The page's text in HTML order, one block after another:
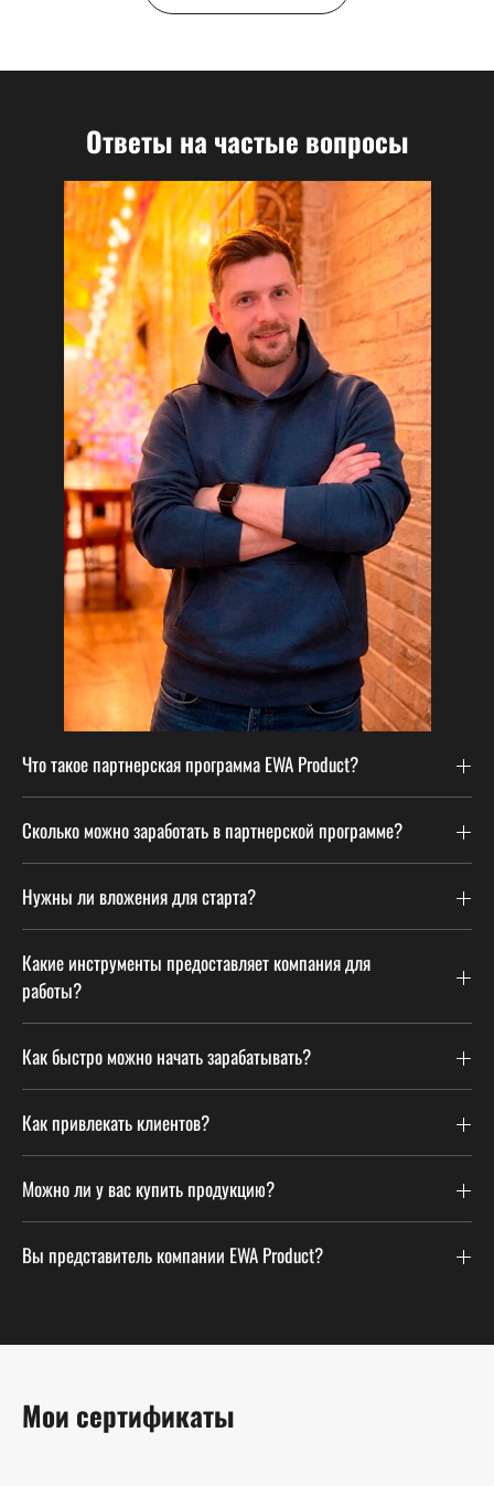
Ответы на частые вопросы
Что такое партнерская программа EWA Product?
Сколько можно заработать в партнерской программе?
Нужны ли вложения для старта?
Какие инструменты предоставляет компания для
работы?
Как быстро можно начать зарабатывать?
Как привлекать клиентов?
Можно ли у вас купить продукцию?
Вы представитель компании EWA Product?
Мои сертификаты